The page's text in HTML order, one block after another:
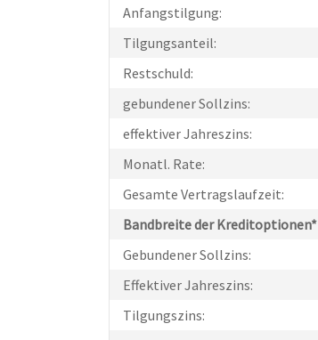
Anfangstilgung:
Tilgungsanteil:
Restschuld:
gebundener Sollzins:
effektiver Jahreszins:
Monatl. Rate:
Gesamte Vertragslaufzeit:
Bandbreite der Kreditoptionen*
Gebundener Sollzins:
Effektiver Jahreszins:
Tilgungszins: